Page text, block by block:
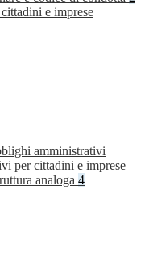
e imprese
amministrativi
per cittadini e imprese
analoga 4